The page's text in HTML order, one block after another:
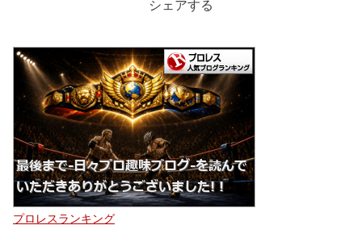
シェアする
プロレスランキング